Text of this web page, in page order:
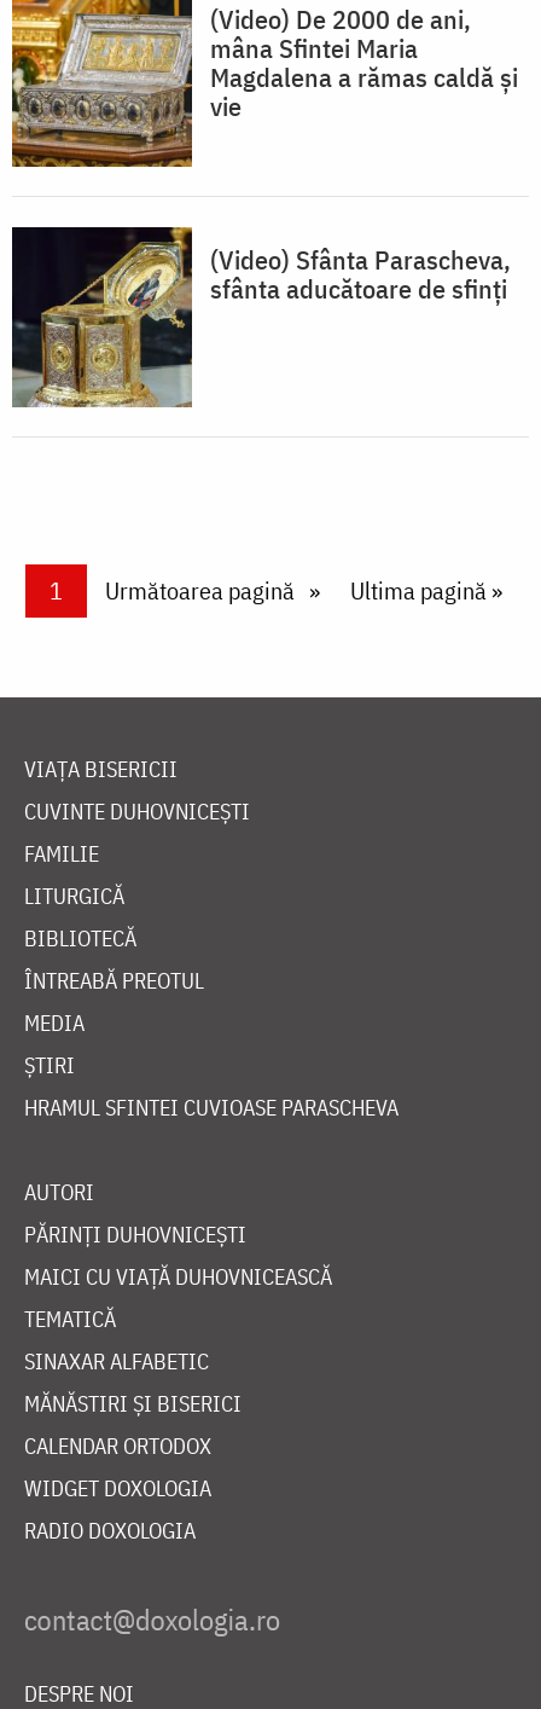
(Video) De 2000 de ani,
mâna Sfintei Maria
Magdalena a rămas caldă și
vie
(Video) Sfânta Parascheva,
sfânta aducătoare de sfinți
PaginareCurrent page
1 Next page
Următoarea pagină Last page
Ultima pagină »
VIAȚA BISERICII
CUVINTE DUHOVNICEȘTI
FAMILIE
LITURGICĂ
BIBLIOTECĂ
ÎNTREABĂ PREOTUL
MEDIA
ȘTIRI
HRAMUL SFINTEI CUVIOASE PARASCHEVA
AUTORI
PĂRINȚI DUHOVNICEȘTI
MAICI CU VIAȚĂ DUHOVNICEASCĂ
TEMATICĂ
SINAXAR ALFABETIC
MĂNĂSTIRI ȘI BISERICI
CALENDAR ORTODOX
WIDGET DOXOLOGIA
RADIO DOXOLOGIA
DESPRE NOI